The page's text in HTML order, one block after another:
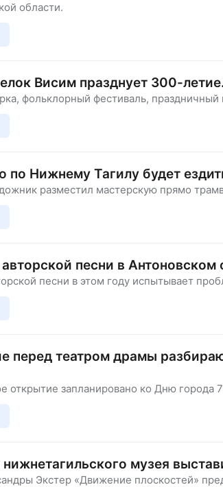
области.
Висим празднует 300-
фольклорный фестиваль,
по Нижнему Тагилу будет
разместил мастерскую прямо
песни в Антоновском
песни в этом году испытывает
перед театром драмы
открытие запланировано ко Дню города 7
нижнетагильского музея
Экстер «Движение плоскостей»